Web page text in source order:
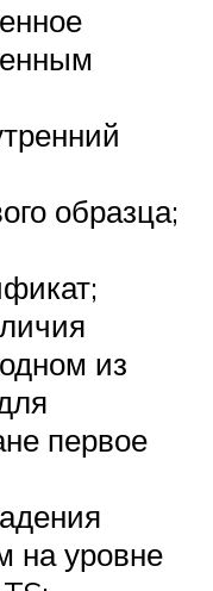
образца;
из
первое
на уровне